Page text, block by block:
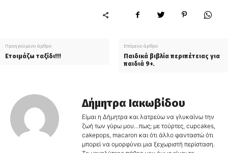
Προηγούμενο άρθρο
Ετοιμάζω ταξίδι!!!
Επόμενο άρθρο
Παιδικά βιβλία περιπέτειας για
παιδιά 9+.
Δήμητρα Ιακωβίδου
Είμαι η Δήμητρα και λατρεύω να γλυκαίνω την
ζωή των γύρω μου…πως; με τούρτες, cupcakes,
cakepops, macaron και ότι άλλο φανταστώ ότι
μπορεί να ομορφύνει μια ξεχωριστή περίσταση.